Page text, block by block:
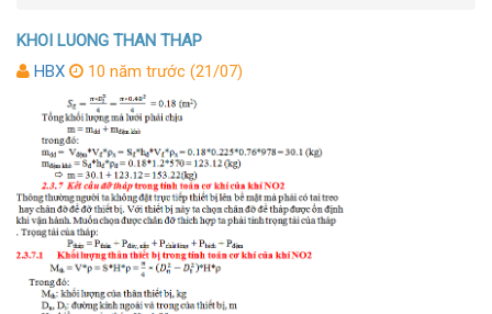
KHOI LUONG THAN THAP
HBX
10 năm trước (21/07)